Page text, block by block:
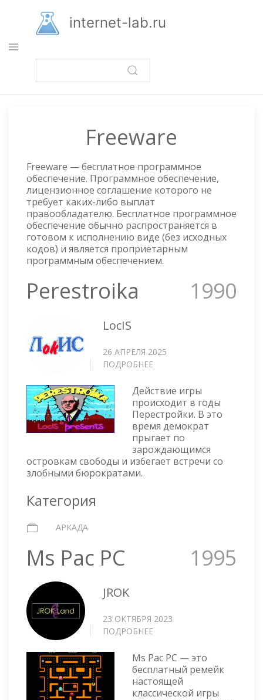
основному
содержанию
internet-lab.ru
Freeware
Freeware — бесплатное программное
обеспечение. Программное обеспечение,
лицензионное соглашение которого не
требует каких-либо выплат
правообладателю. Бесплатное программное
обеспечение обычно распространяется в
готовом к исполнению виде (без исходных
кодов) и является проприетарным
программным обеспечением.
Perestroika 1990
LocIS
26 АПРЕЛЯ 2025
ПОДРОБНЕЕ
Действие игры
происходит в годы
Перестройки. В это
время демократ
прыгает по
зарождающимся
островкам свободы и избегает встречи со
злобными бюрократами.
Категория
АРКАДА
Ms Pac PC 1995
JROK
23 ОКТЯБРЯ 2023
ПОДРОБНЕЕ
PAC
PC
Ms Pac PC — это
бесплатный ремейк
настоящей
классической игры